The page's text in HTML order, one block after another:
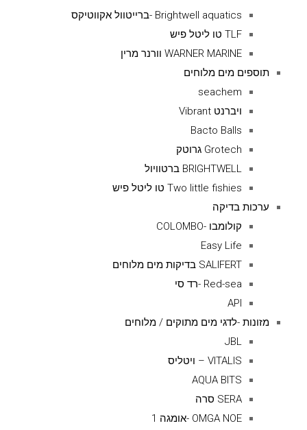
Brightwell aquatics -ברייטוול אקווטיקס
TLF טו ליטל פיש
WARNER MARINE וורנר מרין
תוספים מים מלוחים
seachem
ויברנט Vibrant
Bacto Balls
Grotech גרוטק
BRIGHTWELL ברטוויול
Two little fishies טו ליטל פיש
ערכות בדיקה
קולומבו -COLOMBO
Easy Life
SALIFERT בדיקות מים מלוחים
Red-sea -רד סי
API
מזונות -לדגי מים מתוקים / מלוחים
JBL
VITALIS – ויטליס
AQUA BITS
SERA סרה
OMGA NOE -אומגה 1